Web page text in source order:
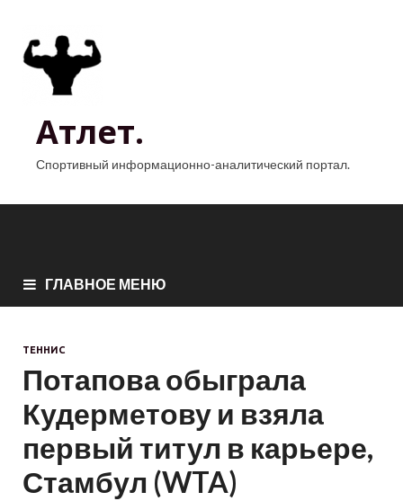
Атлет.
Спортивный информационно-аналитический портал.
ГЛАВНОЕ МЕНЮ
ТЕННИС
Потапова обыграла
Кудерметову и взяла
первый титул в карьере,
Стамбул (WTA)